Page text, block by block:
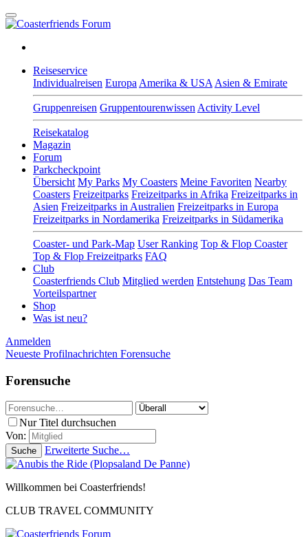
Reiseservice
Individualreisen Europa Amerika & USA Asien & Emirate
Gruppenreisen Gruppentourenwissen Activity Level
Reisekatalog
Magazin
Forum
Parkcheckpoint
Übersicht My Parks My Coasters Meine Favoriten Nearby
Coasters Freizeitparks Freizeitparks in Afrika Freizeitparks in
Asien Freizeitparks in Australien Freizeitparks in Europa
Freizeitparks in Nordamerika Freizeitparks in Südamerika
Coaster- und Park-Map User Ranking Top & Flop Coaster
Top & Flop Freizeitparks FAQ
Club
Coasterfriends Club Mitglied werden Entstehung Das Team
Vorteilspartner
Shop
Was ist neu?
Anmelden
Neueste Profilnachrichten Forensuche
Forensuche
Nur Titel durchsuchen
Von:
Suche Erweiterte Suche…
Willkommen bei Coasterfriends!
CLUB TRAVEL COMMUNITY